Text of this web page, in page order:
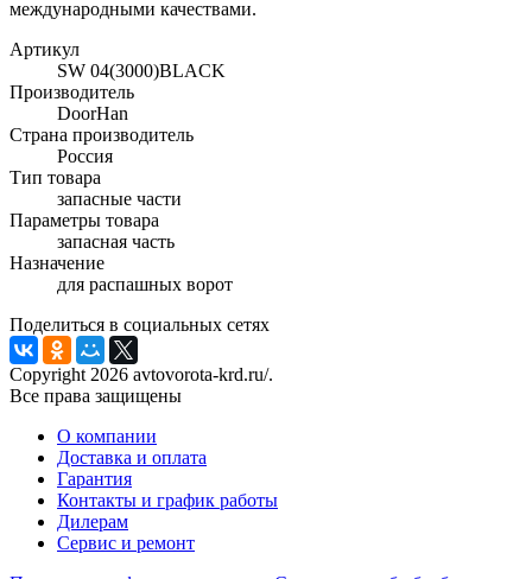
международными качествами.
Артикул
SW 04(3000)BLACK
Производитель
DoorHan
Страна производитель
Россия
Тип товара
запасные части
Параметры товара
запасная часть
Назначение
для распашных ворот
Поделиться в социальных сетях
Copyright 2026 avtovorota-krd.ru/.
Все права защищены
О компании
Доставка и оплата
Гарантия
Контакты и график работы
Дилерам
Сервис и ремонт